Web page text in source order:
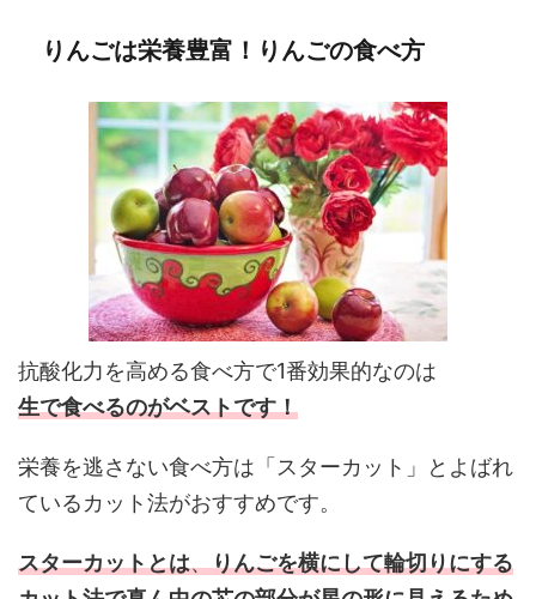
りんごは栄養豊富！りんごの食べ方
抗酸化力を高める食べ方で1番効果的なのは
生で食べるのがベストです！
栄養を逃さない食べ方は「スターカット」とよばれ
ているカット法がおすすめです。
スターカットとは、りんごを横にして輪切りにする